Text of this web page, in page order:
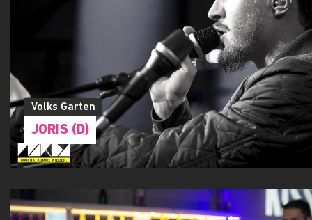
Volks Garten
JORIS (D)